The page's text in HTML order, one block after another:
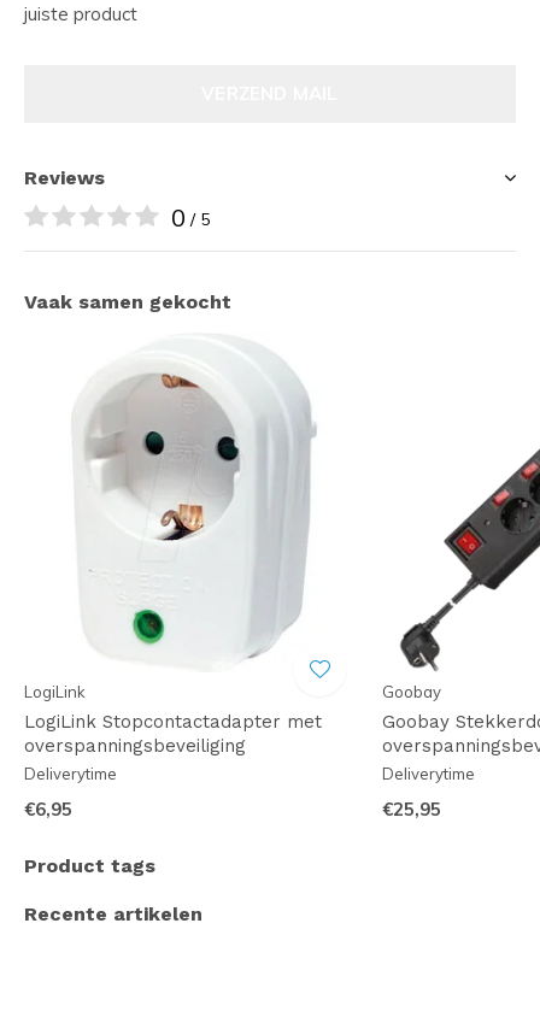
juiste product
Reviews
0 / 5
Vaak samen gekocht
LogiLink
LogiLink Stopcontactadapter met
overspanningsbeveiliging
Deliverytime
€6,95
Goobay
Goobay
Deliverytime
€25,95
Product tags
Recente artikelen